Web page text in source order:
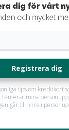
dig för vårt
och mycket
Registrera dig
tips om kreditkort
hanterar mina
går till finns i